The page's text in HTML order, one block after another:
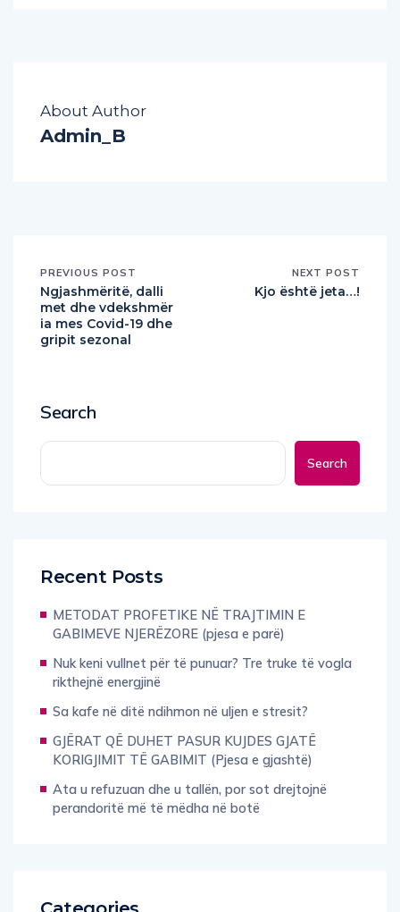
About Author
Admin_B
PREVIOUS POST
Ngjashmëritë, dalli
met dhe vdekshmër
ia mes Covid-19 dhe
gripit sezonal
NEXT POST
Kjo është jeta…!
Search
Search
Recent Posts
METODAT PROFETIKE NË TRAJTIMIN E
GABIMEVE NJERËZORE (pjesa e parë)
Nuk keni vullnet për të punuar? Tre truke të vogla
rikthejnë energjinë
Sa kafe në ditë ndihmon në uljen e stresit?
GJËRAT QË DUHET PASUR KUJDES GJATË
KORIGJIMIT TË GABIMIT (Pjesa e gjashtë)
Ata u refuzuan dhe u tallën, por sot drejtojnë
perandoritë më të mëdha në botë